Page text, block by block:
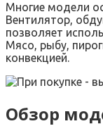
Многие модели
Вентилятор,
позволяет
Мясо, рыбу,
конвекцией.
Обзор